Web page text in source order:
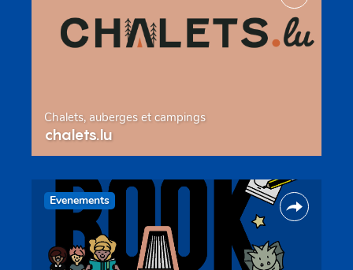
Chalets, auberges et campings
chalets.lu
Evenements